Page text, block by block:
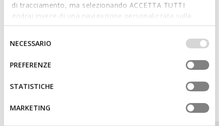
di tracciamento, ma selezionando ACCETTA TUTTI
godrai invece di una navigazione personalizzata sulla
base dei tuoi gusti ed interessi. Selezionando
IMPOSTAZIONI potrai anche scegliere quali cookies ed
altri strumenti di tracciamento autorizzare. Per maggiori
informazioni o per modificare in qualsiasi momento le
tue impostazioni, visita la nostra
consenso
NECESSARIO
PREFERENZE
STATISTICHE
MARKETING
Light gold-tone metallic detailing
Materials